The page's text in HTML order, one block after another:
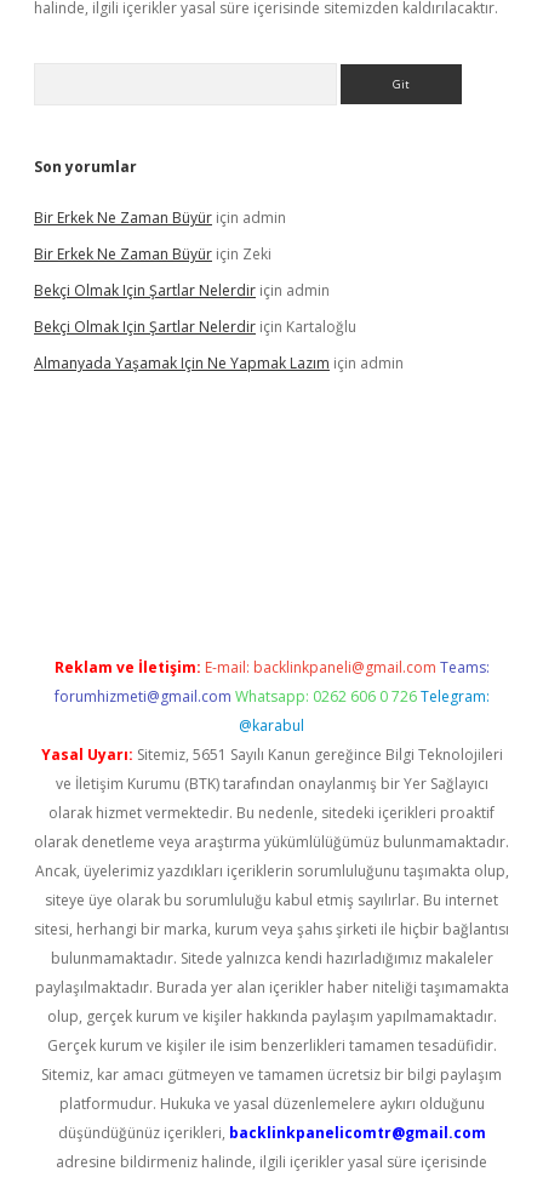
halinde, ilgili içerikler yasal süre içerisinde sitemizden kaldırılacaktır.
Son yorumlar
Bir Erkek Ne Zaman Büyür için admin
Bir Erkek Ne Zaman Büyür için Zeki
Bekçi Olmak Için Şartlar Nelerdir için admin
Bekçi Olmak Için Şartlar Nelerdir için Kartaloğlu
Almanyada Yaşamak Için Ne Yapmak Lazım için admin
Reklam ve İletişim: E-mail: backlinkpaneli@gmail.com Teams:
forumhizmeti@gmail.com Whatsapp: 0262 606 0 726 Telegram:
@karabul
Yasal Uyarı: Sitemiz, 5651 Sayılı Kanun gereğince Bilgi Teknolojileri
ve İletişim Kurumu (BTK) tarafından onaylanmış bir Yer Sağlayıcı
olarak hizmet vermektedir. Bu nedenle, sitedeki içerikleri proaktif
olarak denetleme veya araştırma yükümlülüğümüz bulunmamaktadır.
Ancak, üyelerimiz yazdıkları içeriklerin sorumluluğunu taşımakta olup,
siteye üye olarak bu sorumluluğu kabul etmiş sayılırlar. Bu internet
sitesi, herhangi bir marka, kurum veya şahıs şirketi ile hiçbir bağlantısı
bulunmamaktadır. Sitede yalnızca kendi hazırladığımız makaleler
paylaşılmaktadır. Burada yer alan içerikler haber niteliği taşımamakta
olup, gerçek kurum ve kişiler hakkında paylaşım yapılmamaktadır.
Gerçek kurum ve kişiler ile isim benzerlikleri tamamen tesadüfidir.
Sitemiz, kar amacı gütmeyen ve tamamen ücretsiz bir bilgi paylaşım
platformudur. Hukuka ve yasal düzenlemelere aykırı olduğunu
düşündüğünüz içerikleri, backlinkpanelicomtr@gmail.com
adresine bildirmeniz halinde, ilgili içerikler yasal süre içerisinde